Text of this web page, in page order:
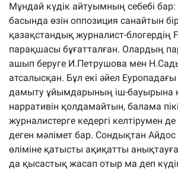
Мұндай күдік айтуымның себебі
басында өзін оппозиция санайтын
қазақстандық журналист-блогердің
парақшасы бұғатталған. Олардың
ашып беруге И.Петрушова мен
атсалысқан. Бұл екі әйел
дамыту ұйымдарының іш-бауырына
нарративін қолдамайтын, балама
журналистерге кедергі келтірумен
деген мәлімет бар. Сондықтан
өліміне қатысты ақиқатты
да қысастық жасап отыр ма деп